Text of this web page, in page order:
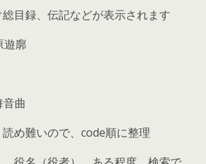
目録、伝記などが表示されます
廓
曲
め難いので、code順に整理